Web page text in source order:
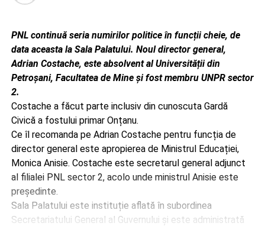
PNL continuă seria numirilor politice în funcții cheie, de
data aceasta la Sala Palatului. Noul director general,
Adrian Costache, este absolvent al Universității din
Petroșani, Facultatea de Mine și fost membru UNPR sector
2.
Costache a făcut parte inclusiv din cunoscuta Gardă
Civică a fostului primar Onțanu.
Ce îl recomanda pe Adrian Costache pentru funcția de
director general este apropierea de Ministrul Educației,
Monica Anisie. Costache este secretarul general adjunct
al filialei PNL sector 2, acolo unde ministrul Anisie este
președinte.
Sala Palatului este instituție aflată în subordinea
Secretariatului General al Guvernului și este administrată